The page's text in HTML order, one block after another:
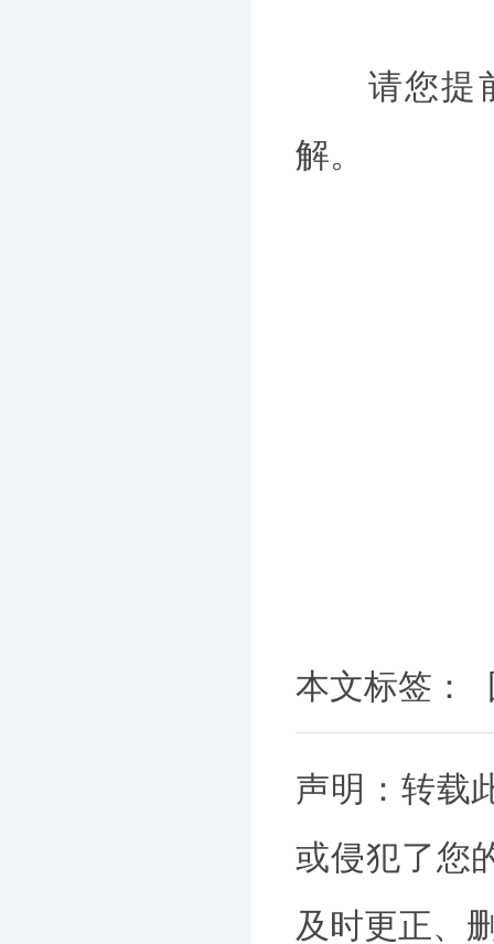
请您提前
解。
本文标签：
声明：转载
或侵犯了您
及时更正、